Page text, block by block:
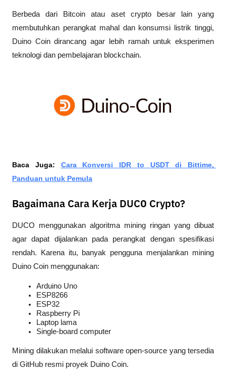
Berbeda dari Bitcoin atau aset crypto besar lain yang
membutuhkan perangkat mahal dan konsumsi listrik tinggi,
Duino Coin dirancang agar lebih ramah untuk eksperimen
teknologi dan pembelajaran blockchain.
Baca Juga: Cara Konversi IDR to USDT di Bittime,
Panduan untuk Pemula
Bagaimana Cara Kerja DUCO Crypto?
DUCO menggunakan algoritma mining ringan yang dibuat
agar dapat dijalankan pada perangkat dengan spesifikasi
rendah. Karena itu, banyak pengguna menjalankan mining
Duino Coin menggunakan:
Arduino Uno
ESP8266
ESP32
Raspberry Pi
Laptop lama
Single-board computer
Mining dilakukan melalui software open-source yang tersedia
di GitHub resmi proyek Duino Coin.